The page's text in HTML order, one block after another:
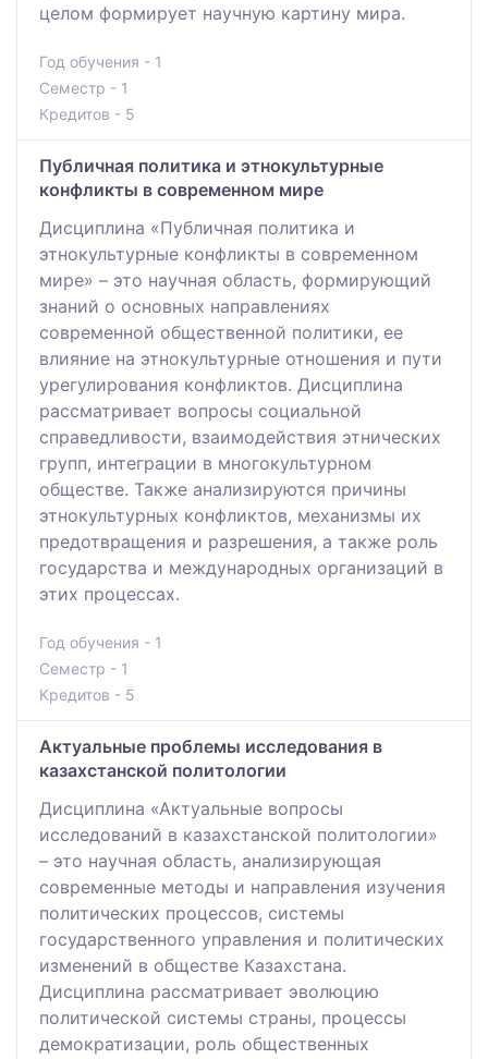
целом формирует научную картину мира.
Год обучения - 1
Семестр - 1
Кредитов - 5
Публичная политика и этнокультурные
конфликты в современном мире
Дисциплина «Публичная политика и
этнокультурные конфликты в современном
мире» – это научная область, формирующий
знаний о основных направлениях
современной общественной политики, ее
влияние на этнокультурные отношения и пути
урегулирования конфликтов. Дисциплина
рассматривает вопросы социальной
справедливости, взаимодействия этнических
групп, интеграции в многокультурном
обществе. Также анализируются причины
этнокультурных конфликтов, механизмы их
предотвращения и разрешения, а также роль
государства и международных организаций в
этих процессах.
Год обучения - 1
Семестр - 1
Кредитов - 5
Актуальные проблемы исследования в
казахстанской политологии
Дисциплина «Актуальные вопросы
исследований в казахстанской политологии»
– это научная область, анализирующая
современные методы и направления изучения
политических процессов, системы
государственного управления и политических
изменений в обществе Казахстана.
Дисциплина рассматривает эволюцию
политической системы страны, процессы
демократизации, роль общественных